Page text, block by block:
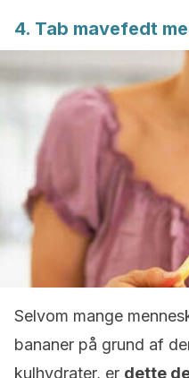
4. Tab mavefedt
Selvom mange
bananer på grund af
kulhydrater, er dette